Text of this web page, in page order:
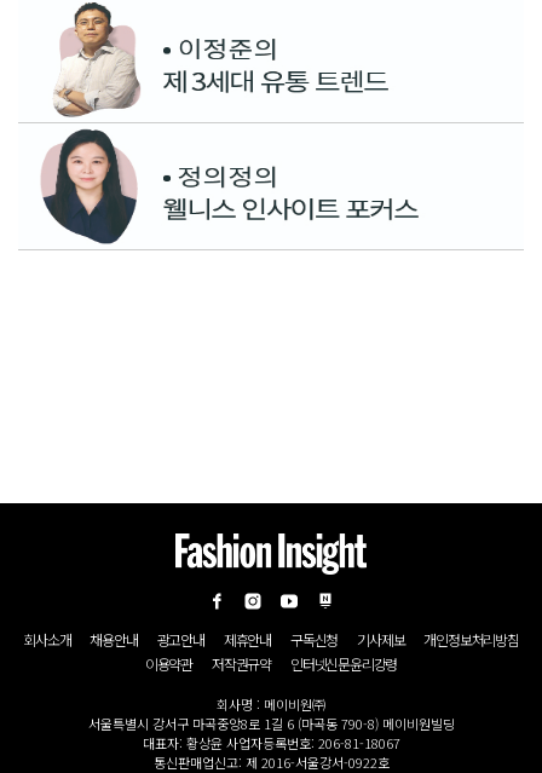
회사소개 채용안내 광고안내 제휴안내 구독신청 기사제보
개인정보처리방침
이용약관
저작권규약 인터넷신문윤리강령
회사명 : 메이비원㈜
서울특별시 강서구 마곡중앙8로 1길 6 (마곡동 790-8) 메이비원빌딩
대표자: 황상윤 사업자등록번호: 206-81-18067
통신판매업신고: 제 2016-서울강서-0922호